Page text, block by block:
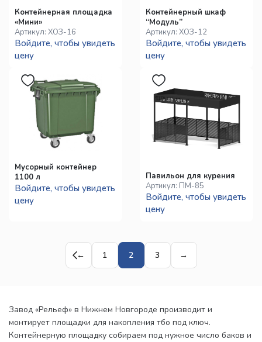
Контейнерная площадка
«Мини»
Артикул:ХОЗ-16
Войдите, чтобы увидеть
цену
Контейнерный шкаф
“Модуль”
Артикул: ХОЗ-12
Войдите, чтобы увидеть
цену
Мусорный контейнер
1100 л
Войдите, чтобы увидеть
цену
Павильон для курения
Артикул: ПМ-85
Войдите, чтобы увидеть
цену
← 1 2 3 →
Завод «Рельеф» в Нижнем Новгороде производит и
монтирует площадки для накопления тбо под ключ.
Контейнерную площадку собираем под нужное число баков и